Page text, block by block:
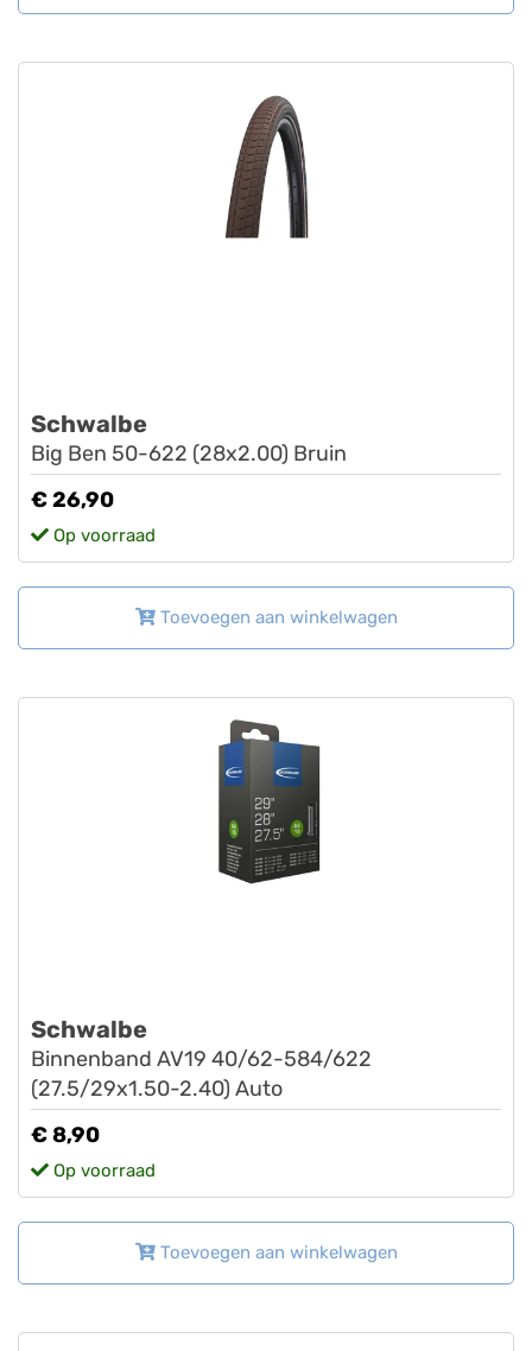
Schwalbe
Big Ben 50-622 (28x2.00) Bruin
€ 26,90
Op voorraad
Toevoegen aan winkelwagen
Schwalbe
Binnenband AV19 40/62-584/622
(27.5/29x1.50-2.40) Auto
€ 8,90
Op voorraad
Toevoegen aan winkelwagen